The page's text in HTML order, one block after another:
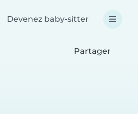
Devenez baby-sitter
Partager